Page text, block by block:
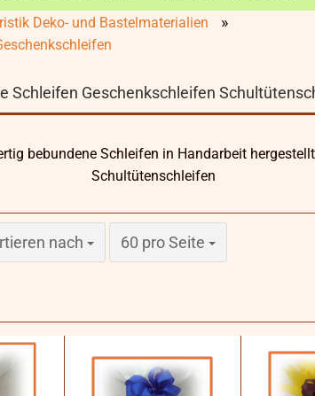
Deko- und Bastelmaterialien »
Schleifen Geschenkschleifen
bebundene Schleifen in Handarbeit hergestellt
Schultütenschleifen
nach
nach 60 pro Seite
pro Seite